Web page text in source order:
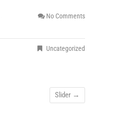
No Comments
Uncategorized
Slider →